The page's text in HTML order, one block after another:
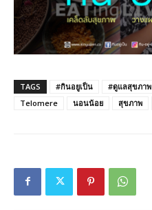
TAGS #กินอยูเป็น #ดูแลสุขภาพ
Telomere
นอนน้อย สุขภาพ